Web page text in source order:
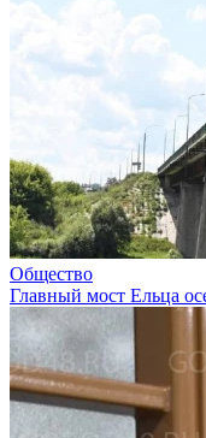
Общество
Главный мост Ельца